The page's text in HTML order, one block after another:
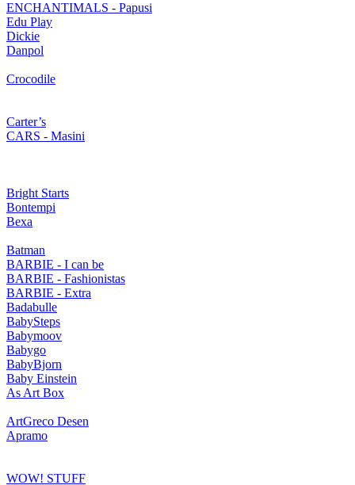
ENCHANTIMALS - Papusi
Edu Play
Dickie
Danpol
Crocodile
Carter’s
CARS - Masini
Bright Starts
Bontempi
Bexa
Batman
BARBIE - I can be
BARBIE - Fashionistas
BARBIE - Extra
Badabulle
BabySteps
Babymoov
Babygo
BabyBjorn
Baby Einstein
As Art Box
ArtGreco Desen
Apramo
WOW! STUFF